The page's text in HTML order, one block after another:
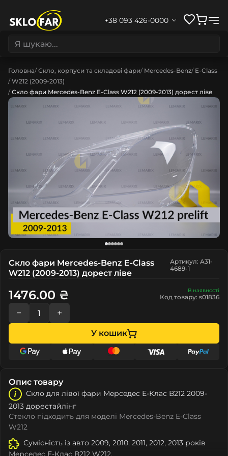
+38 093 426-0000
Головна Скло, корпуси та складові фари Mercedes-Benz E-Class
W212 (2009-2013)
Скло фари Mercedes-Benz E-Class W212 (2009-2013) дорест ліве
Скло фари Mercedes-Benz E-Class
W212 (2009-2013) дорест ліве
Артикул: A31-
4689-1
В наявності
Код товару: s01836
1476.00 ₴
− +
У кошик
Опис товару
Скло для лівої фари Мeрceдec Е-Клас В212 2009-
2013 дорестайлінг
Стекло підходить для моделі Mercedes-Benz E-Class
W212
Сумісність із авто 2009, 2010, 2011, 2012, 2013 років
Мeрceдec Е-Клас В212 W212.